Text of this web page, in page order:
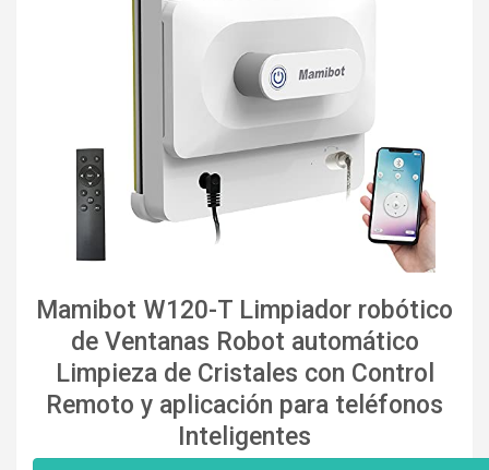
Mamibot W120-T Limpiador robótico
de Ventanas Robot automático
Limpieza de Cristales con Control
Remoto y aplicación para teléfonos
Inteligentes